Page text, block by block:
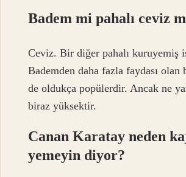
Badem mi pahalı ceviz
Ceviz. Bir diğer pahalı kuruyemiş
Bademden daha fazla faydası olan
de oldukça popülerdir. Ancak ne
biraz yüksektir.
Canan Karatay neden
yemeyin diyor?